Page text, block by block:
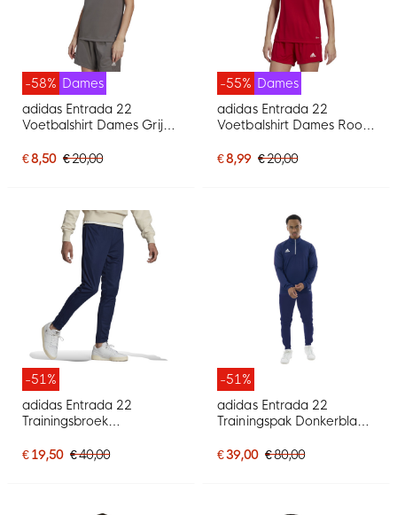
-58% Dames
adidas Entrada 22
Voetbalshirt Dames Grijs
€ 8,50 € 20,00
-55% Dames
adidas Entrada 22
Voetbalshirt Dames Rood
€ 8,99 € 20,00
-51%
adidas Entrada 22
Trainingsbroek
€ 19,50 € 40,00
-51%
adidas Entrada 22
Trainingspak Donkerblauw
€ 39,00 € 80,00